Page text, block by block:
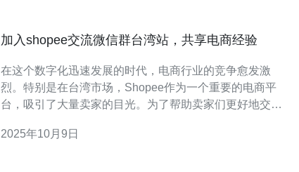
加入shopee交流微信群台湾站，共享电商经验
在这个数字化迅速发展的时代，电商行业的竞争愈发激
烈。特别是在台湾市场，Shopee作为一个重要的电商平
台，吸引了大量卖家的目光。为了帮助卖家们更好地交流
站。在这个微信群中，您可以和其他卖家一起探讨电商运
2025年10月9日